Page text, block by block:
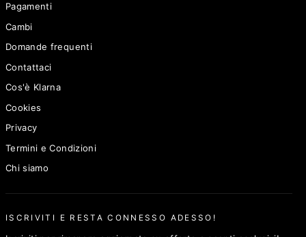
Pagamenti
Cambi
Domande frequenti
Contattaci
Cos'è Klarna
Cookies
Privacy
Termini e Condizioni
Chi siamo
ISCRIVITI E RESTA CONNESSO ADESSO!